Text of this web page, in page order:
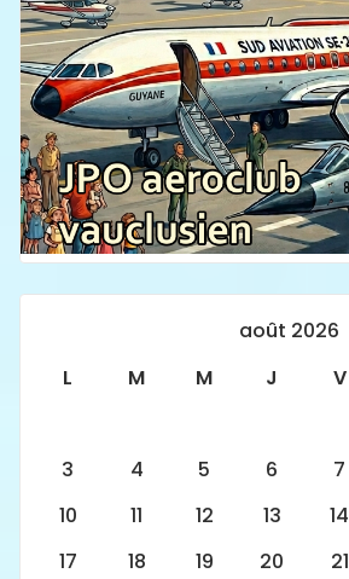
août 2026
L
M M J V
3
4 5 6 7
10
11 12 13 14
17
18 19 20 21